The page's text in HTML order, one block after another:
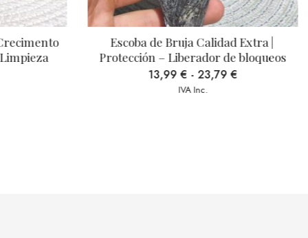
Escoba de Bruja Calidad Extra |
Protección – Liberador de bloqueos
13,99 € - 23,79 €
IVA Inc.